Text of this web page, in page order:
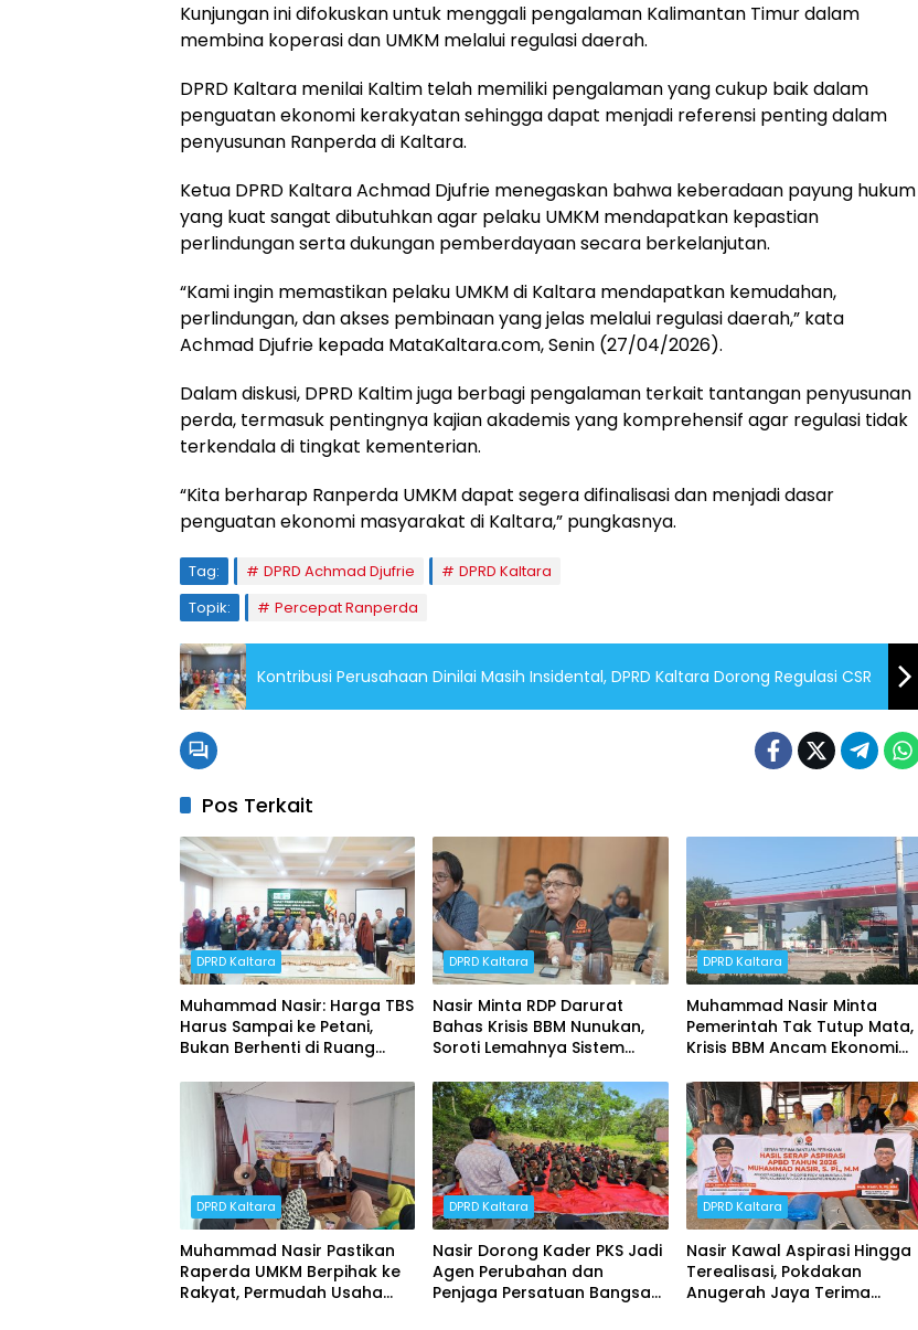
Kunjungan ini difokuskan untuk menggali pengalaman Kalimantan Timur dalam
membina koperasi dan UMKM melalui regulasi daerah.
DPRD Kaltara menilai Kaltim telah memiliki pengalaman yang cukup baik dalam
penguatan ekonomi kerakyatan sehingga dapat menjadi referensi penting dalam
penyusunan Ranperda di Kaltara.
Ketua DPRD Kaltara Achmad Djufrie menegaskan bahwa keberadaan payung hukum
yang kuat sangat dibutuhkan agar pelaku UMKM mendapatkan kepastian
perlindungan serta dukungan pemberdayaan secara berkelanjutan.
“Kami ingin memastikan pelaku UMKM di Kaltara mendapatkan kemudahan,
perlindungan, dan akses pembinaan yang jelas melalui regulasi daerah,” kata
Achmad Djufrie kepada MataKaltara.com, Senin (27/04/2026).
Dalam diskusi, DPRD Kaltim juga berbagi pengalaman terkait tantangan penyusunan
perda, termasuk pentingnya kajian akademis yang komprehensif agar regulasi tidak
terkendala di tingkat kementerian.
“Kita berharap Ranperda UMKM dapat segera difinalisasi dan menjadi dasar
penguatan ekonomi masyarakat di Kaltara,” pungkasnya.
Tag: DPRD Achmad Djufrie
DPRD Kaltara
Topik:
Percepat Ranperda
Kontribusi Perusahaan Dinilai Masih Insidental, DPRD Kaltara Dorong Regulasi CSR
Pos Terkait
DPRD Kaltara
Muhammad Nasir: Harga TBS
Harus Sampai ke Petani,
Bukan Berhenti di Ruang
DPRD Kaltara
Nasir Minta RDP Darurat
Bahas Krisis BBM Nunukan,
Soroti Lemahnya Sistem
DPRD Kaltara
Muhammad Nasir Minta
Pemerintah Tak Tutup Mata,
Krisis BBM Ancam Ekonomi
DPRD Kaltara
Muhammad Nasir Pastikan
Raperda UMKM Berpihak ke
Rakyat, Permudah Usaha
DPRD Kaltara
Nasir Dorong Kader PKS Jadi
Agen Perubahan dan
Penjaga Persatuan Bangsa
DPRD Kaltara
Nasir Kawal Aspirasi Hingga
Terealisasi, Pokdakan
Anugerah Jaya Terima